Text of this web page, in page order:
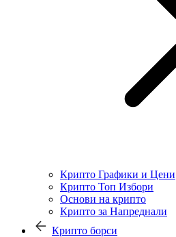
Крипто Графики и Цени
Крипто Топ Избори
Основи на крипто
Крипто за Напреднали
Крипто борси